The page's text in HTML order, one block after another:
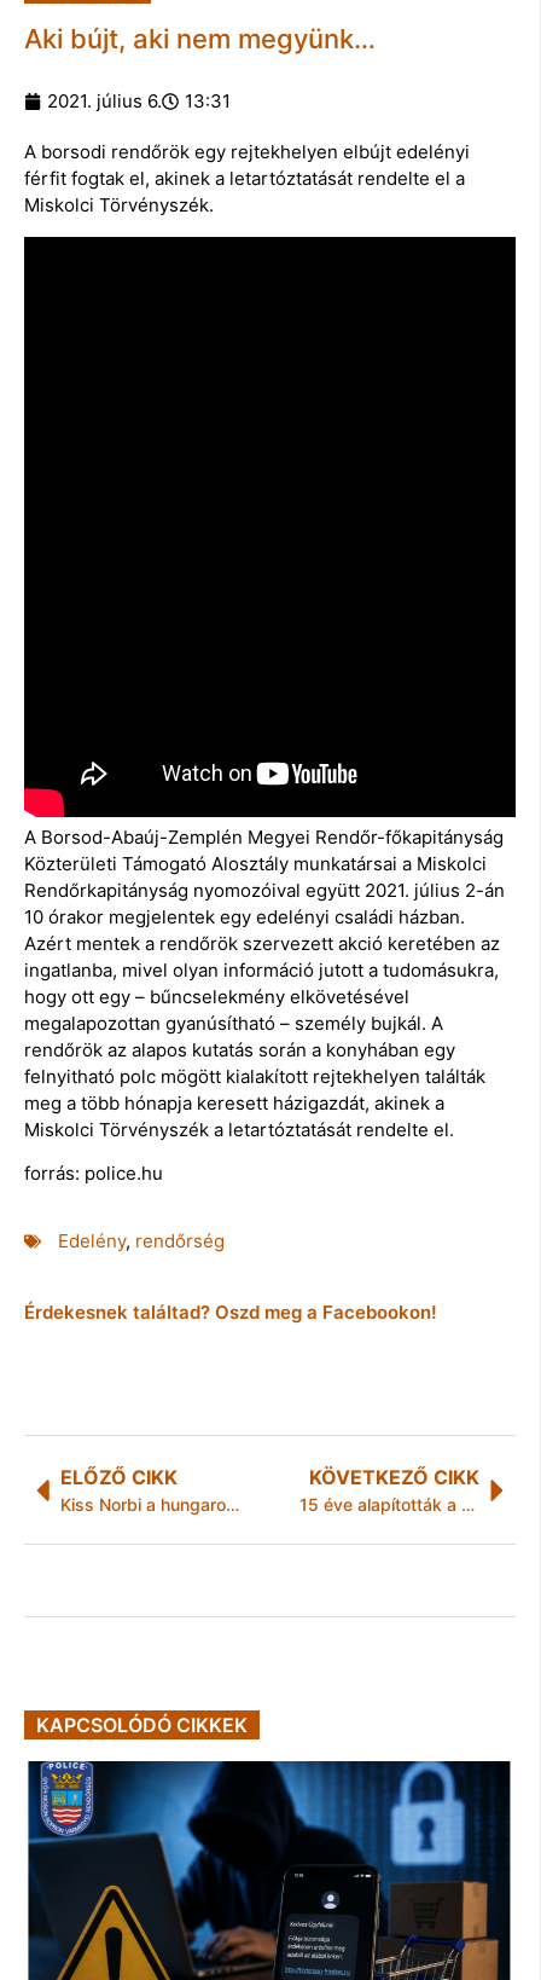
Aki bújt, aki nem megyünk…
2021. július 6. 13:31
A borsodi rendőrök egy rejtekhelyen elbújt edelényi
férfit fogtak el, akinek a letartóztatását rendelte el a
Miskolci Törvényszék.
A Borsod-Abaúj-Zemplén Megyei Rendőr-főkapitányság
Közterületi Támogató Alosztály munkatársai a Miskolci
Rendőrkapitányság nyomozóival együtt 2021. július 2-án
10 órakor megjelentek egy edelényi családi házban.
Azért mentek a rendőrök szervezett akció keretében az
ingatlanba, mivel olyan információ jutott a tudomásukra,
hogy ott egy – bűncselekmény elkövetésével
megalapozottan gyanúsítható – személy bujkál. A
rendőrök az alapos kutatás során a konyhában egy
felnyitható polc mögött kialakított rejtekhelyen találták
meg a több hónapja keresett házigazdát, akinek a
Miskolci Törvényszék a letartóztatását rendelte el.
forrás: police.hu
Edelény, rendőrség
Érdekesnek találtad? Oszd meg a Facebookon!
ELŐZŐ CIKK
Kiss Norbi a hungaroringi győzelmek után: „A folytatás nehezebb lesz”
KÖVETKEZŐ CIKK
15 éve alapították a Miskolc Holdingot
KAPCSOLÓDÓ CIKKEK